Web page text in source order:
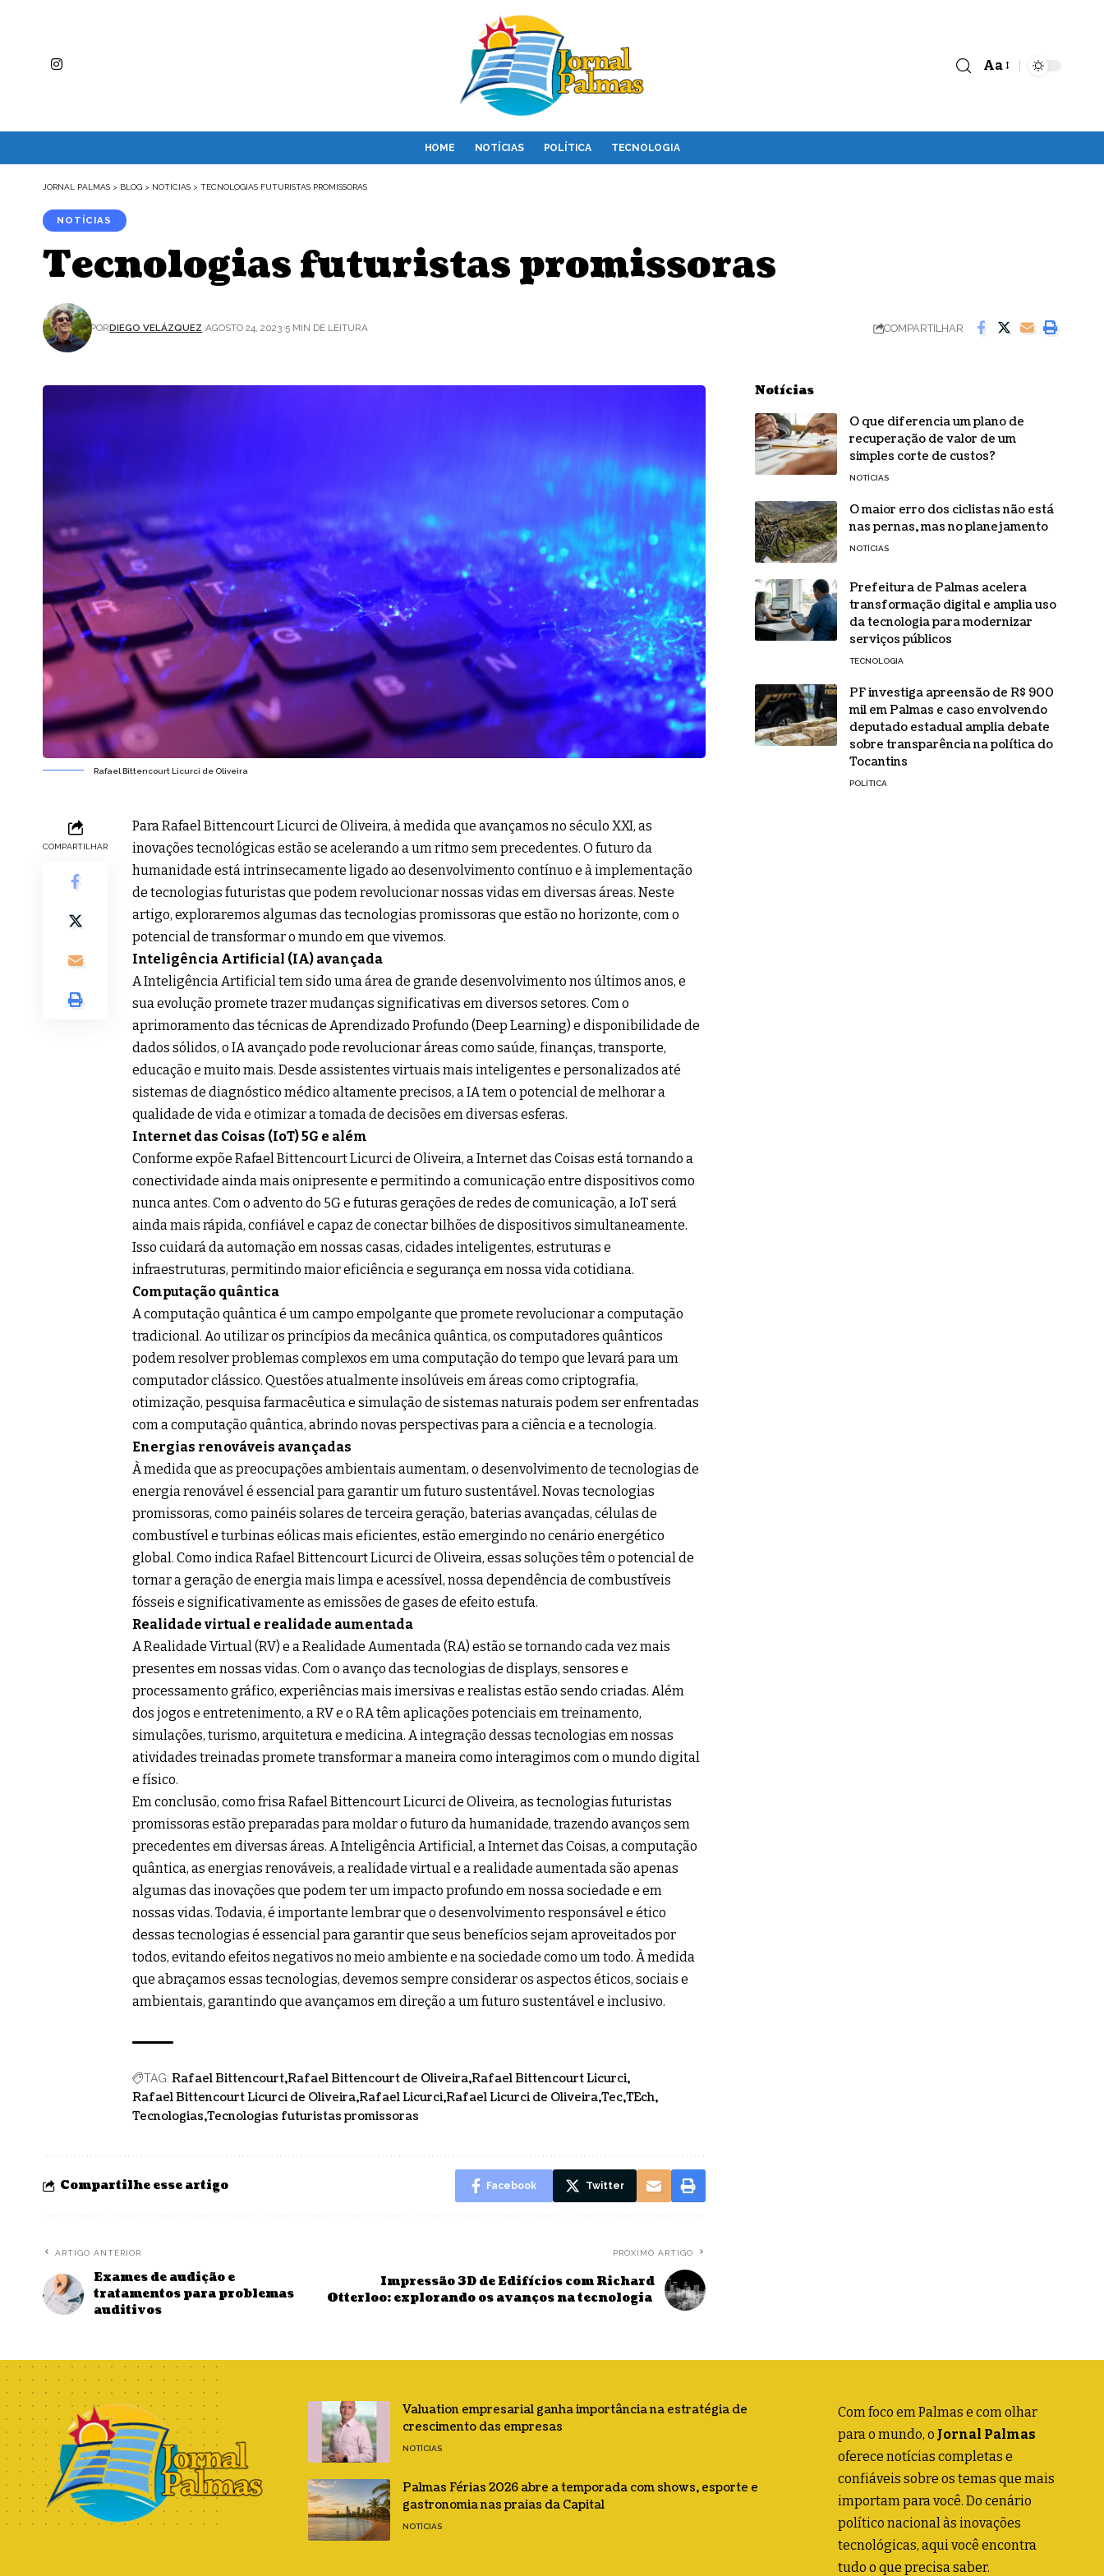
Aa
HOME NOTÍCIAS POLÍTICA TECNOLOGIA
JORNAL PALMAS > BLOG > NOTÍCIAS > TECNOLOGIAS FUTURISTAS PROMISSORAS
NOTÍCIAS
Tecnologias futuristas promissoras
PORDIEGO VELÁZQUEZ AGOSTO 24, 2023 5 MIN DE LEITURA COMPARTILHAR
Rafael Bittencourt Licurci de Oliveira
COMPARTILHAR
Para Rafael Bittencourt Licurci de Oliveira, à medida que avançamos no século XXI, as
inovações tecnológicas estão se acelerando a um ritmo sem precedentes. O futuro da
humanidade está intrinsecamente ligado ao desenvolvimento contínuo e à implementação
de tecnologias futuristas que podem revolucionar nossas vidas em diversas áreas. Neste
artigo, exploraremos algumas das tecnologias promissoras que estão no horizonte, com o
potencial de transformar o mundo em que vivemos.
Inteligência Artificial (IA) avançada
A Inteligência Artificial tem sido uma área de grande desenvolvimento nos últimos anos, e
sua evolução promete trazer mudanças significativas em diversos setores. Com o
aprimoramento das técnicas de Aprendizado Profundo (Deep Learning) e disponibilidade de
dados sólidos, o IA avançado pode revolucionar áreas como saúde, finanças, transporte,
educação e muito mais. Desde assistentes virtuais mais inteligentes e personalizados até
sistemas de diagnóstico médico altamente precisos, a IA tem o potencial de melhorar a
qualidade de vida e otimizar a tomada de decisões em diversas esferas.
Internet das Coisas (IoT) 5G e além
Conforme expõe Rafael Bittencourt Licurci de Oliveira, a Internet das Coisas está tornando a
conectividade ainda mais onipresente e permitindo a comunicação entre dispositivos como
nunca antes. Com o advento do 5G e futuras gerações de redes de comunicação, a IoT será
ainda mais rápida, confiável e capaz de conectar bilhões de dispositivos simultaneamente.
Isso cuidará da automação em nossas casas, cidades inteligentes, estruturas e
infraestruturas, permitindo maior eficiência e segurança em nossa vida cotidiana.
Computação quântica
A computação quântica é um campo empolgante que promete revolucionar a computação
tradicional. Ao utilizar os princípios da mecânica quântica, os computadores quânticos
podem resolver problemas complexos em uma computação do tempo que levará para um
computador clássico. Questões atualmente insolúveis em áreas como criptografia,
otimização, pesquisa farmacêutica e simulação de sistemas naturais podem ser enfrentadas
com a computação quântica, abrindo novas perspectivas para a ciência e a tecnologia.
Energias renováveis ​​avançadas
À medida que as preocupações ambientais aumentam, o desenvolvimento de tecnologias de
energia renovável é essencial para garantir um futuro sustentável. Novas tecnologias
promissoras, como painéis solares de terceira geração, baterias avançadas, células de
combustível e turbinas eólicas mais eficientes, estão emergindo no cenário energético
global. Como indica Rafael Bittencourt Licurci de Oliveira, essas soluções têm o potencial de
tornar a geração de energia mais limpa e acessível, nossa dependência de combustíveis
fósseis e significativamente as emissões de gases de efeito estufa.
Realidade virtual e realidade aumentada
A Realidade Virtual (RV) e a Realidade Aumentada (RA) estão se tornando cada vez mais
presentes em nossas vidas. Com o avanço das tecnologias de displays, sensores e
processamento gráfico, experiências mais imersivas e realistas estão sendo criadas. Além
dos jogos e entretenimento, a RV e o RA têm aplicações potenciais em treinamento,
simulações, turismo, arquitetura e medicina. A integração dessas tecnologias em nossas
atividades treinadas promete transformar a maneira como interagimos com o mundo digital
e físico.
Em conclusão, como frisa Rafael Bittencourt Licurci de Oliveira, as tecnologias futuristas
promissoras estão preparadas para moldar o futuro da humanidade, trazendo avanços sem
precedentes em diversas áreas. A Inteligência Artificial, a Internet das Coisas, a computação
quântica, as energias renováveis, a realidade virtual e a realidade aumentada são apenas
algumas das inovações que podem ter um impacto profundo em nossa sociedade e em
nossas vidas. Todavia, é importante lembrar que o desenvolvimento responsável e ético
dessas tecnologias é essencial para garantir que seus benefícios sejam aproveitados por
todos, evitando efeitos negativos no meio ambiente e na sociedade como um todo. À medida
que abraçamos essas tecnologias, devemos sempre considerar os aspectos éticos, sociais e
ambientais, garantindo que avançamos em direção a um futuro sustentável e inclusivo.
TAG: Rafael Bittencourt Rafael Bittencourt de Oliveira Rafael Bittencourt Licurci
Rafael Bittencourt Licurci de Oliveira Rafael Licurci Rafael Licurci de Oliveira Tec TEch
Tecnologias Tecnologias futuristas promissoras
Compartilhe esse artigo Facebook Twitter
ARTIGO ANTERIOR
Exames de audição e
tratamentos para problemas
auditivos
PRÓXIMO ARTIGO
Impressão 3D de Edifícios com Richard
Otterloo: explorando os avanços na tecnologia
Notícias
O que diferencia um plano de
recuperação de valor de um
simples corte de custos?
NOTÍCIAS
O maior erro dos ciclistas não está
nas pernas, mas no planejamento
NOTÍCIAS
Prefeitura de Palmas acelera
transformação digital e amplia uso
da tecnologia para modernizar
serviços públicos
TECNOLOGIA
PF investiga apreensão de R$ 900
mil em Palmas e caso envolvendo
deputado estadual amplia debate
sobre transparência na política do
Tocantins
POLÍTICA
Valuation empresarial ganha importância na estratégia de
crescimento das empresas
NOTÍCIAS
Palmas Férias 2026 abre a temporada com shows, esporte e
gastronomia nas praias da Capital
NOTÍCIAS
Com foco em Palmas e com olhar
para o mundo, o Jornal Palmas
oferece notícias completas e
confiáveis sobre os temas que mais
importam para você. Do cenário
político nacional às inovações
tecnológicas, aqui você encontra
tudo o que precisa saber.